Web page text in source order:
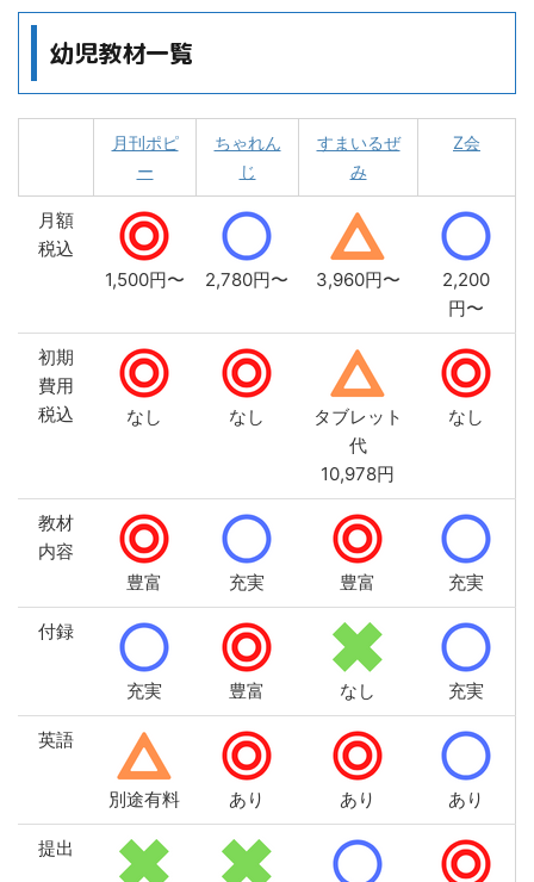
幼児教材一覧
月刊ポピ
ー
ちゃれん
じ
すまいるぜ
み
Z会
月額
税込
1,500円〜
2,780円〜 3,960円〜
2,200
円〜
初期
費用
税込
なし なし
タブレット
代
10,978円
なし
教材
内容
豊富
充実 豊富 充実
付録
充実 豊富 なし 充実
英語
別途有料 あり あり あり
提出